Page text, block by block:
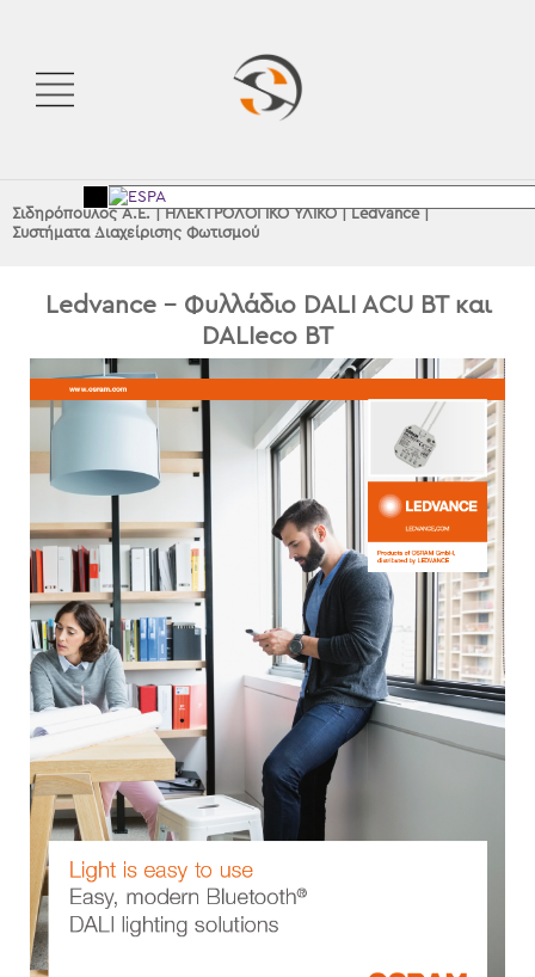
<
Σιδηρόπουλος Α.Ε.|ΗΛΕΚΤΡΟΛΟΓΙΚΟ ΥΛΙΚΟ|Ledvance|
Συστήματα Διαχείρισης Φωτισμού
Ledvance – Φυλλάδιο DALI ACU BT και
DALIeco BT